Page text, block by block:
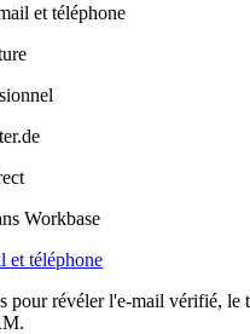
et téléphone
Workbase
et téléphone
pour révéler l'e-mail vérifié, le